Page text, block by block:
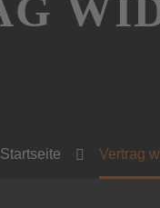
Startseite Vertrag